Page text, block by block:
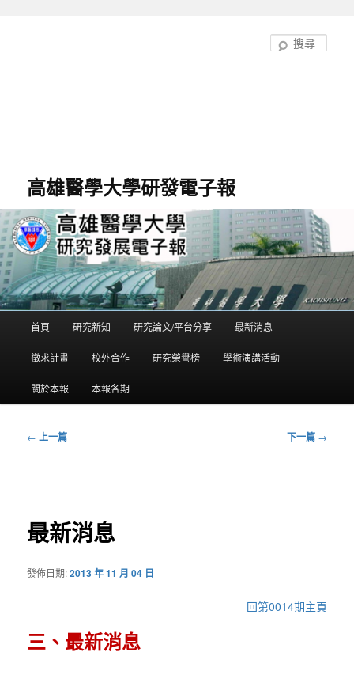
高雄醫學大學研發電子報
單
首頁 研究新知 研究論文/平台分享 最新消息
徵求計畫 校外合作 研究榮譽榜 學術演講活動
關於本報 本報各期
← 上一篇 下一篇 →
最新消息
發佈日期:2013 年 11 月 04 日
回第0014期主頁
三、最新消息